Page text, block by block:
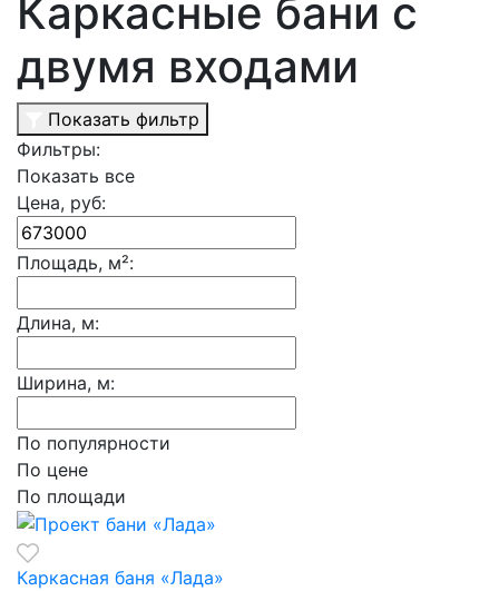
Каркасные бани с
двумя входами
Показать фильтр
Фильтры:
Показать все
Цена, руб:
Площадь, м²:
Длина, м:
Ширина, м:
По популярности
По цене
По площади
Каркасная баня «Лада»